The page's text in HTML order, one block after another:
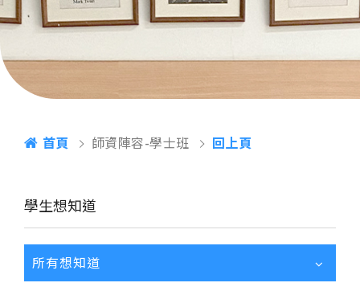
首頁 師資陣容-學士班 回上頁
學生想知道
所有想知道